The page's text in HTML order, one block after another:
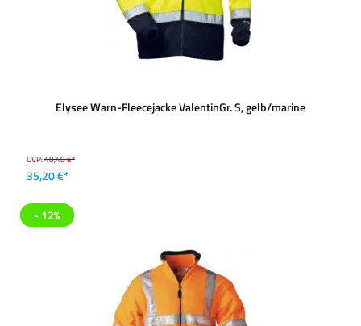
Elysee Warn-Fleecejacke ValentinGr. S, gelb/marine
UVP:40,40 €*
35,20 €*
- 12%